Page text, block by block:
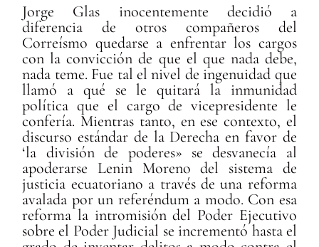
Jorge Glas inocentemente decidió a
diferencia de otros compañeros del
Correísmo quedarse a enfrentar los cargos
con la convicción de que el que nada debe,
nada teme. Fue tal el nivel de ingenuidad que
llamó a qué se le quitará la inmunidad
política que el cargo de vicepresidente le
confería. Mientras tanto, en ese contexto, el
discurso estándar de la Derecha en favor de
‘la división de poderes» se desvanecía al
apoderarse Lenin Moreno del sistema de
justicia ecuatoriano a través de una reforma
avalada por un referéndum a modo. Con esa
reforma la intromisión del Poder Ejecutivo
sobre el Poder Judicial se incrementó hasta el